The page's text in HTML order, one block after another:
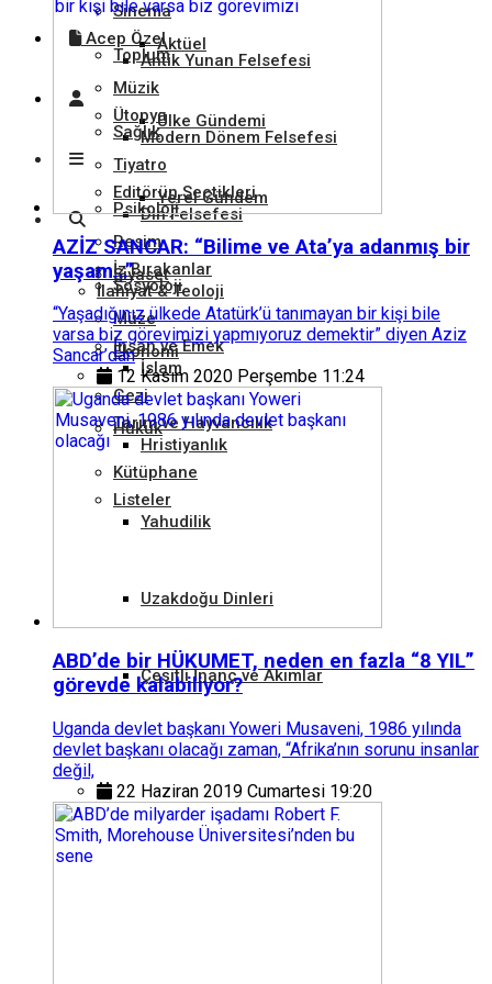
Antik Yunan Felsefesi
Modern Dönem Felsefesi
Din Felsefesi
İlahiyat & Teoloji
İslam
Hristiyanlık
Yahudilik
Uzakdoğu Dinleri
Çeşitli İnanç ve Akımlar
Aktüel
Ülke Gündemi
Yerel Gündem
Siyaset
Ekonomi
Hukuk
Sinema
Müzik
Tiyatro
Resim
Müze
Gezi
Kütüphane
Toplum
Sağlık
Psikoloji
Sosyoloji
Acep Özel
Ütopya
Editörün Seçtikleri
İz Bırakanlar
İnsan ve Emek
Tarım ve Hayvancılık
Listeler
AZİZ SANCAR: “Bilime ve Ata’ya adanmış bir
yaşam…”
“Yaşadığınız ülkede Atatürk’ü tanımayan bir kişi bile
varsa biz görevimizi yapmıyoruz demektir” diyen Aziz
Sancar’dan
12 Kasım 2020 Perşembe 11:24
ABD’de bir HÜKUMET, neden en fazla “8 YIL”
görevde kalabiliyor?
Uganda devlet başkanı Yoweri Musaveni, 1986 yılında
devlet başkanı olacağı zaman, “Afrika’nın sorunu insanlar
değil,
22 Haziran 2019 Cumartesi 19:20